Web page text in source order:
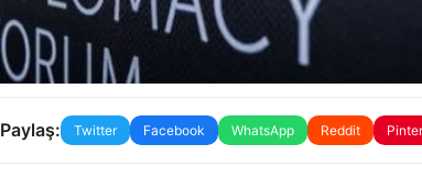
Paylaş: Twitter Facebook WhatsApp Reddit